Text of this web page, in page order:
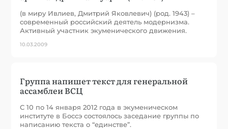
(в миру Ивлиев, Дмитрий Яковлевич) (род. 1943) –
современный российский деятель модернизма.
Активный участник экуменического движения.
10.03.2009
Группа напишет текст для генеральной
ассамблеи ВСЦ
С 10 по 14 января 2012 года в экуменическом
институте в Боссэ состоялось заседание группы по
написанию текста о “единстве”.